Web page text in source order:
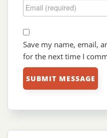
Save my name, email,
for the next time I